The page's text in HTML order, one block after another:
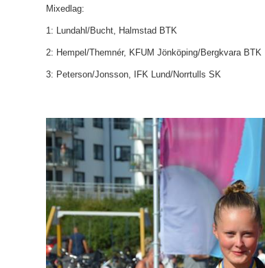
Mixedlag:
1: Lundahl/Bucht, Halmstad BTK
2: Hempel/Themnér, KFUM Jönköping/Bergkvara BTK
3: Peterson/Jonsson, IFK Lund/Norrtulls SK